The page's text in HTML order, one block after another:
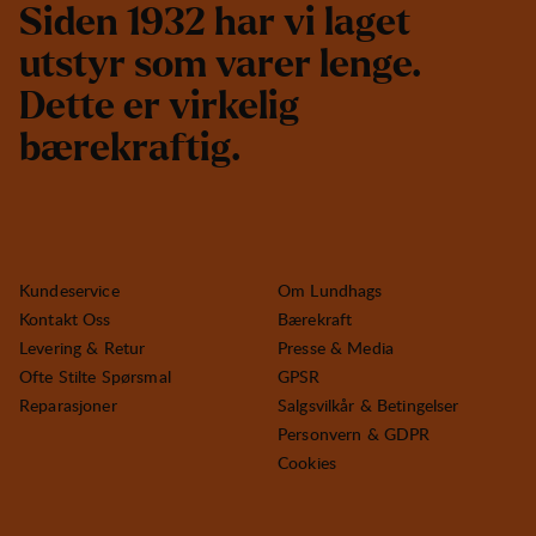
Siden 1932 har vi laget
utstyr som varer lenge.
Dette er virkelig
bærekraftig.
Kundeservice
Kontakt Oss
Levering & Retur
Ofte Stilte Spørsmal
Reparasjoner
Om Lundhags
Bærekraft
Presse & Media
GPSR
Salgsvilkår & Betingelser
Personvern & GDPR
Cookies